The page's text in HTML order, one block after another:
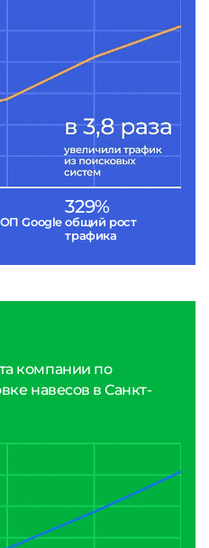
Google
329%
общий рост
трафика
компании по
навесов в Санкт-